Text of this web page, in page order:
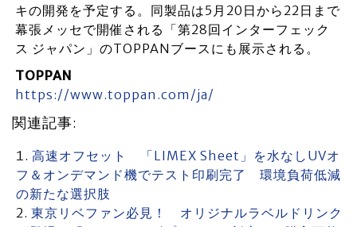
キの開発を予定する。同製品は5月20日から22日まで
幕張メッセで開催される「第28回インターフェック
ス ジャパン」のTOPPANブースにも展示される。
TOPPAN
https://www.toppan.com/ja/
関連記事:
高速オフセット 「LIMEX Sheet」を水なしUVオ
フ＆オンデマンド機でテスト印刷完了 環境負荷低減
の新たな選択肢
東京リベファン必見！ オリジナルラベルドリンク